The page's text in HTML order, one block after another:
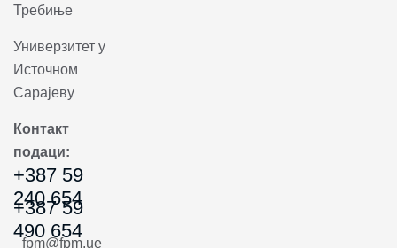
Требиње
Универзитет у
Источном
Сарајеву
Контакт
подаци:
+387 59
240 654
+387 59
490 654
fpm@fpm.ue